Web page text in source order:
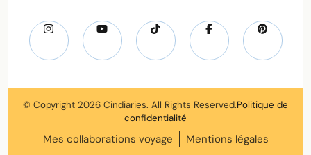
© Copyright 2026 Cindiaries. All Rights Reserved.Politique de
confidentialité
Mes collaborations voyage Mentions légales